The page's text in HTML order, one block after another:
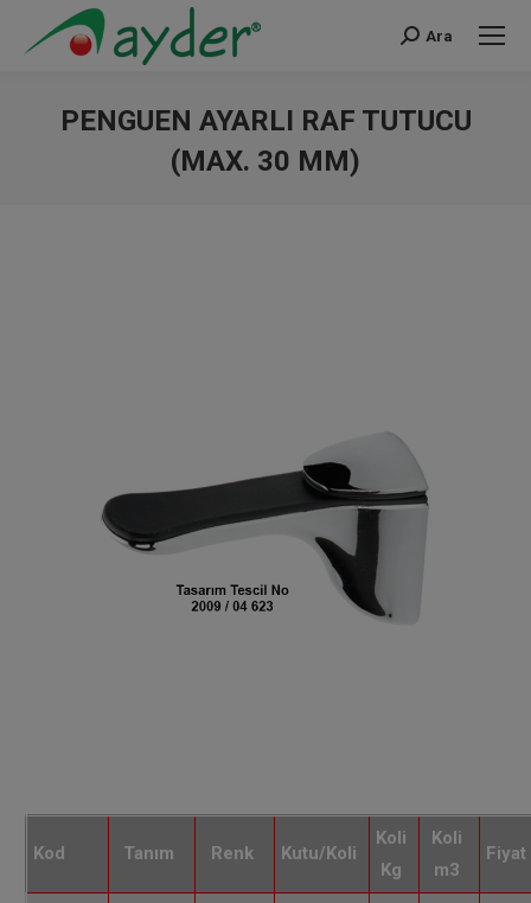
Search:
Ara
PENGUEN AYARLI RAF TUTUCU
(MAX. 30 MM)
Kod Tanım Renk Kutu/Koli
Koli
Kg
Koli
m3
Fiyat